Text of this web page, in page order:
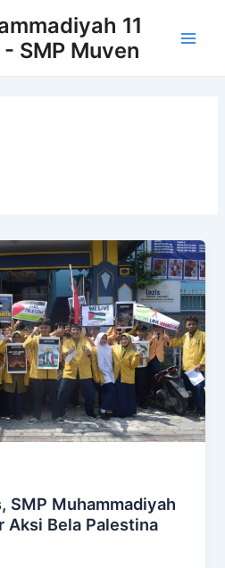
11
SMP Muven
SMP Muhammadiyah
Aksi Bela Palestina